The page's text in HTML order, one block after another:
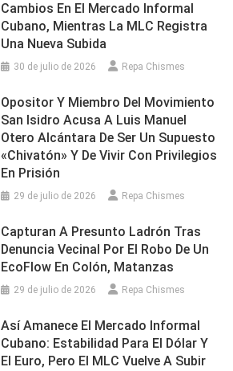
Cambios En El Mercado Informal
Cubano, Mientras La MLC Registra
Una Nueva Subida
30 de julio de 2026 Repa Chismes
Opositor Y Miembro Del Movimiento
San Isidro Acusa A Luis Manuel
Otero Alcántara De Ser Un Supuesto
«chivatón» Y De Vivir Con Privilegios
En Prisión
29 de julio de 2026 Repa Chismes
Capturan A Presunto Ladrón Tras
Denuncia Vecinal Por El Robo De Un
EcoFlow En Colón, Matanzas
29 de julio de 2026 Repa Chismes
Así Amanece El Mercado Informal
Cubano: Estabilidad Para El Dólar Y
El Euro, Pero El MLC Vuelve A Subir